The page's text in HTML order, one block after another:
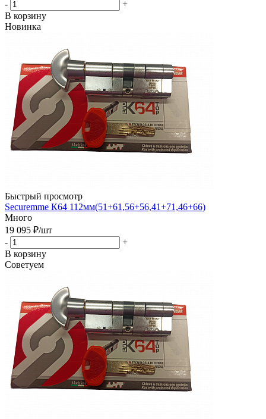
-
+
В корзину
Новинка
Быстрый просмотр
Securemme К64 112мм(51+61,56+56,41+71,46+66)
Много
19 095 ₽/шт
-
+
В корзину
Советуем